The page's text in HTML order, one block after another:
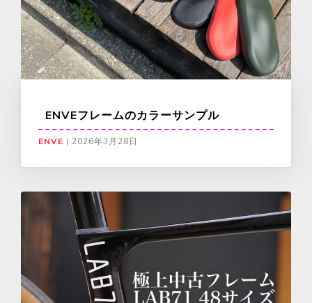
ENVEフレームのカラーサンプル
ENVE | 2026年3月28日